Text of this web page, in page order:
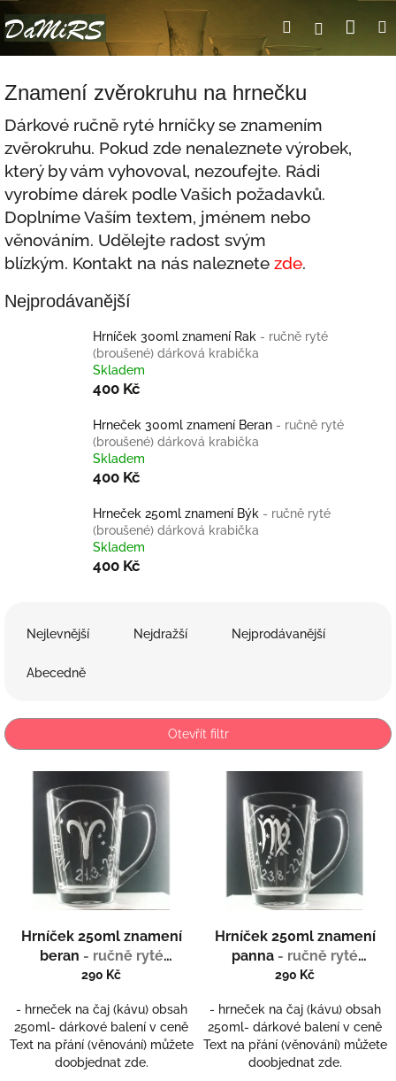
na
obsah
HledatPřihlášení
Znamení zvěrokruhu na hrnečku
Dárkové ručně ryté hrníčky se znamením
zvěrokruhu. Pokud zde nenaleznete výrobek,
který by vám vyhovoval, nezoufejte. Rádi
vyrobíme dárek podle Vašich požadavků.
Doplníme Vaším textem, jménem nebo
věnováním. Udělejte radost svým
blízkým. Kontakt na nás naleznete zde.
Nejprodávanější
Hrníček 300ml znamení Rak - ručně ryté
(broušené) dárková krabička
Skladem
400 Kč
Hrneček 300ml znamení Beran - ručně ryté
(broušené) dárková krabička
Skladem
400 Kč
Hrneček 250ml znamení Býk - ručně ryté
(broušené) dárková krabička
Skladem
400 Kč
p
r
Nejlevnější Nejdražší Nejprodávanější
Abecedně
Otevřít filtr
Hrníček 250ml znamení
beran - ručně ryté
(broušené) dárková
290 Kč
- hrneček na čaj (kávu) obsah
250ml- dárkové balení v ceně
Text na přání (věnování) můžete
doobjednat zde.
Hrníček 250ml znamení
panna - ručně ryté
(broušené) dárková
290 Kč
- hrneček na čaj (kávu) obsah
250ml- dárkové balení v ceně
Text na přání (věnování) můžete
doobjednat zde.